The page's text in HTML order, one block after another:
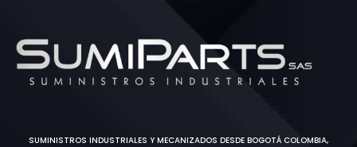
SUMINISTROS INDUSTRIALES Y MECANIZADOS DESDE BOGOTÁ COLOMBIA,